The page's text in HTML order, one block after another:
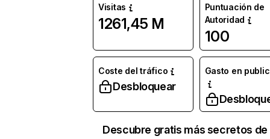
Visitas
1261,45 M
Puntuación de
Autoridad
100
Coste del tráfico
Desbloquear
Gasto en
Descubre gratis más secretos de